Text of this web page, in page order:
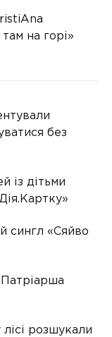
на горі»
без
із дітьми
сингл «Сяйво
розшукали